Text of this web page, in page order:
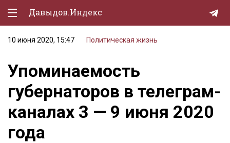
Давыдов.Индекс
Политическая жизнь
Экономика
Природа
Образование
Спорт
10 июня 2020, 15:47 Политическая жизнь
Упоминаемость
губернаторов в телеграм-
каналах 3 — 9 июня 2020
года